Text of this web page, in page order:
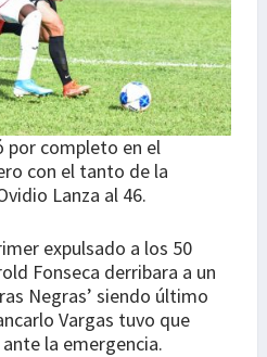
por completo en el
con el tanto de la
Lanza al 46.
expulsado a los 50
Fonseca derribara a un
Negras’ siendo último
Vargas tuvo que
la emergencia.